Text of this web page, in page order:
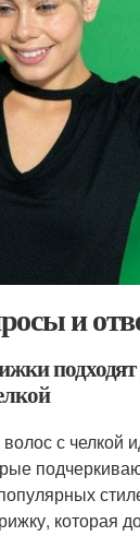
и
с челкой
которая